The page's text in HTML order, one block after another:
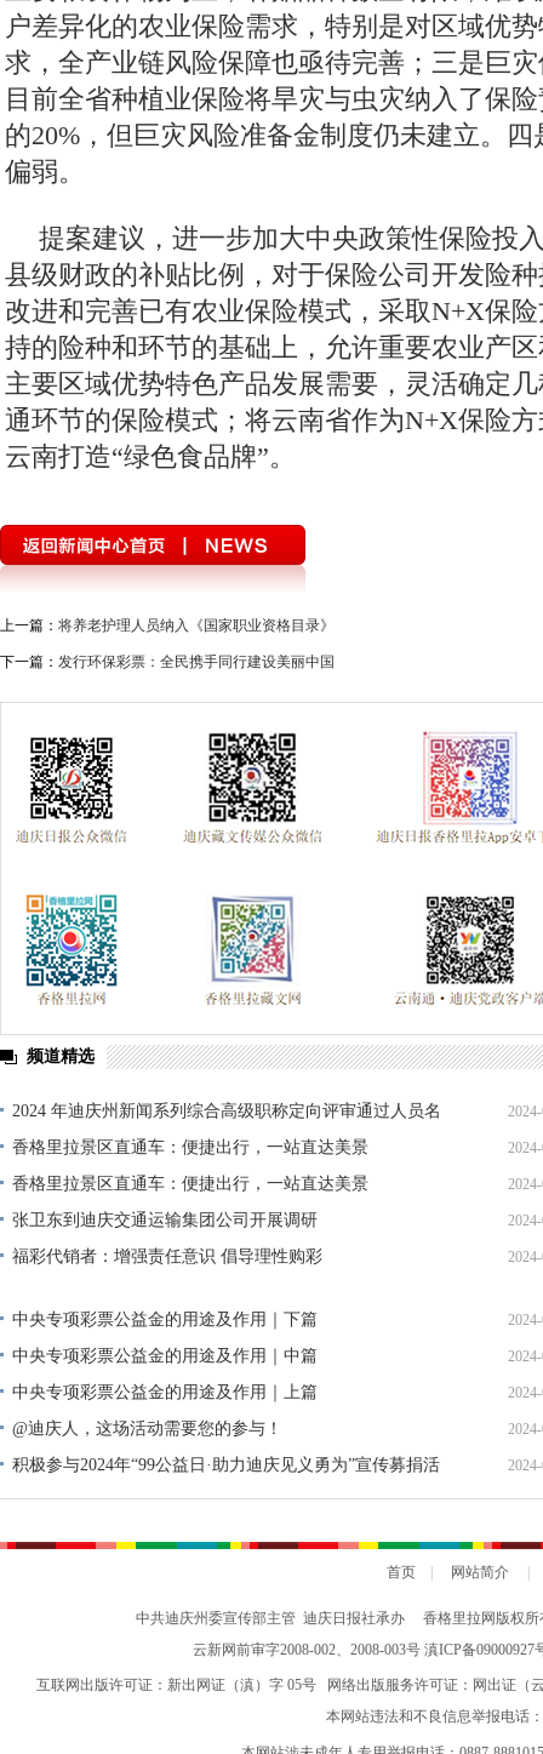
户差异化的农业保险需求，特别是对区域优
求，全产业链风险保障也亟待完善；三是巨
目前全省种植业保险将旱灾与虫灾纳入了保
的20%，但巨灾风险准备金制度仍未建立。
偏弱。
提案建议，进一步加大中央政策性保险投
县级财政的补贴比例，对于保险公司开发险
改进和完善已有农业保险模式，采取N+X保
持的险种和环节的基础上，允许重要农业产
主要区域优势特色产品发展需要，灵活确定
通环节的保险模式；将云南省作为N+X保险
云南打造“绿色食品牌”。
上一篇： 将养老护理人员纳入《国家职业资格目录》
下一篇： 发行环保彩票：全民携手同行建设美丽中国
频道精选
2024 年迪庆州新闻系列综合高级职称定向评审通过人员名
单公示
香格里拉景区直通车：便捷出行，一站直达美景
香格里拉景区直通车：便捷出行，一站直达美景
张卫东到迪庆交通运输集团公司开展调研
福彩代销者：增强责任意识 倡导理性购彩
中央专项彩票公益金的用途及作用｜下篇
中央专项彩票公益金的用途及作用｜中篇
中央专项彩票公益金的用途及作用｜上篇
@迪庆人，这场活动需要您的参与！
积极参与2024年“99公益日·助力迪庆见义勇为”宣传募捐活
动倡议书